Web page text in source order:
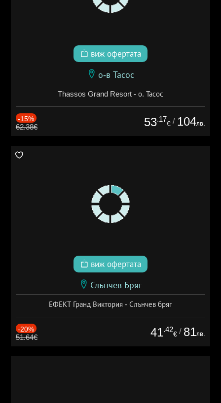
виж офертата
о-в Тасос
Thassos Grand Resort - о. Тасос
-15%
62.38€ 53.17
€ / 104лв.
виж офертата
Слънчев Бряг
ЕФЕКТ Гранд Виктория - Слънчев бряг
-20%
51.64€ 41.42
€ / 81лв.